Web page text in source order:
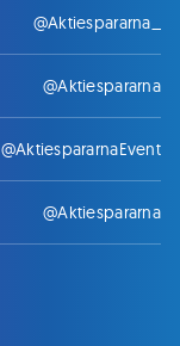
@Aktiespararna_
@Aktiespararna
@AktiespararnaEvent
@Aktiespararna